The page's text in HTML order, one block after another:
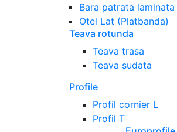
Bara patrata laminata
Otel Lat (Platbanda)
Teava rotunda
Teava trasa
Teava sudata
Profile
Profil cornier L
Profil T